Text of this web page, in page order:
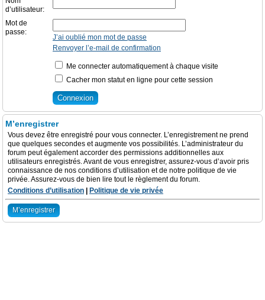
d’utilisateur:
Mot de
passe:
J’ai oublié mon mot de passe
Renvoyer l’e-mail de confirmation
Me connecter automatiquement à chaque visite
Cacher mon statut en ligne pour cette session
M’enregistrer
Vous devez être enregistré pour vous connecter. L’enregistrement ne prend
que quelques secondes et augmente vos possibilités. L’administrateur du
forum peut également accorder des permissions additionnelles aux
utilisateurs enregistrés. Avant de vous enregistrer, assurez-vous d’avoir pris
connaissance de nos conditions d’utilisation et de notre politique de vie
privée. Assurez-vous de bien lire tout le règlement du forum.
Conditions d’utilisation
Politique de vie privée
M’enregistrer